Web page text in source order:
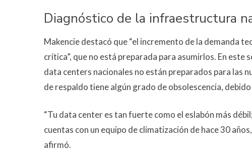
Diagnóstico de la infraestructura
Makencie destacó que “el incremento de la demanda
crítica”, que no está preparada para asumirlos. En
data centers nacionales no están preparados para las
de respaldo tiene algún grado de obsolescencia,
“Tu data center es tan fuerte como el eslabón más
cuentas con un equipo de climatización de hace 30
afirmó.